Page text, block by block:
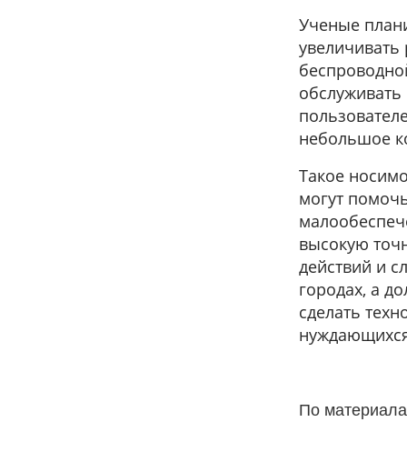
Ученые
небольшое
Такое
могут
высокую
действий и
городах, а
сделать
По